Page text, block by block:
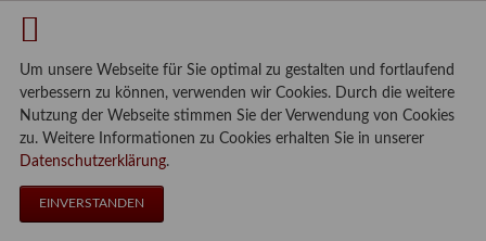
Um unsere Webseite für Sie optimal zu gestalten und fortlaufend
verbessern zu können, verwenden wir Cookies. Durch die weitere
Nutzung der Webseite stimmen Sie der Verwendung von Cookies
zu. Weitere Informationen zu Cookies erhalten Sie in unserer
Datenschutzerklärung.
EINVERSTANDEN